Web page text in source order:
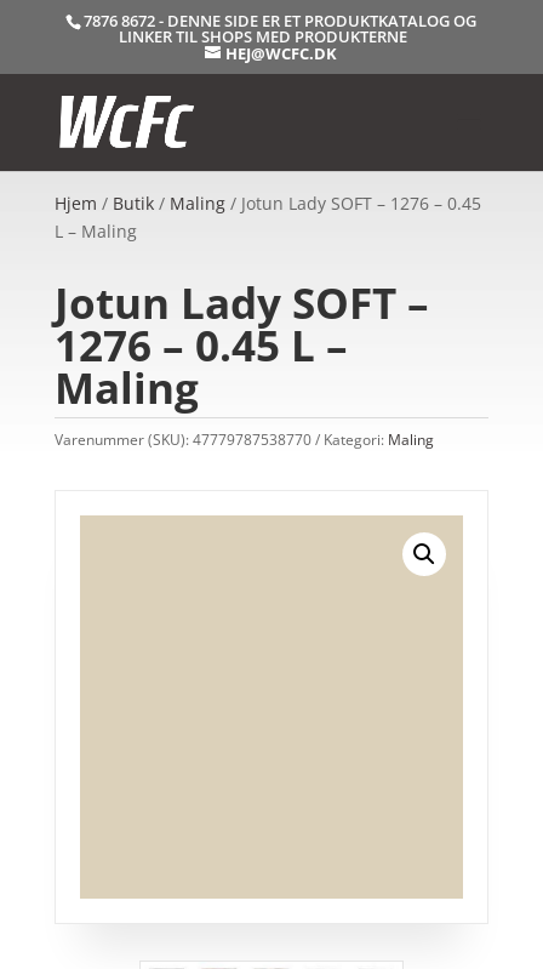
7876 8672 - DENNE SIDE ER ET PRODUKTKATALOG OG
LINKER TIL SHOPS MED PRODUKTERNE
HEJ@WCFC.DK
Hjem / Butik/ Maling/ Jotun Lady SOFT – 1276 – 0.45
L – Maling
Jotun Lady SOFT –
1276 – 0.45 L –
Maling
Varenummer (SKU):47779787538770 Kategori: Maling